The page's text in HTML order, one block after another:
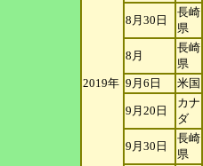
2019年
8月30日
長崎
県
8月
長崎
県
9月6日
米国
9月20日
カナ
ダ
9月30日
長崎
県